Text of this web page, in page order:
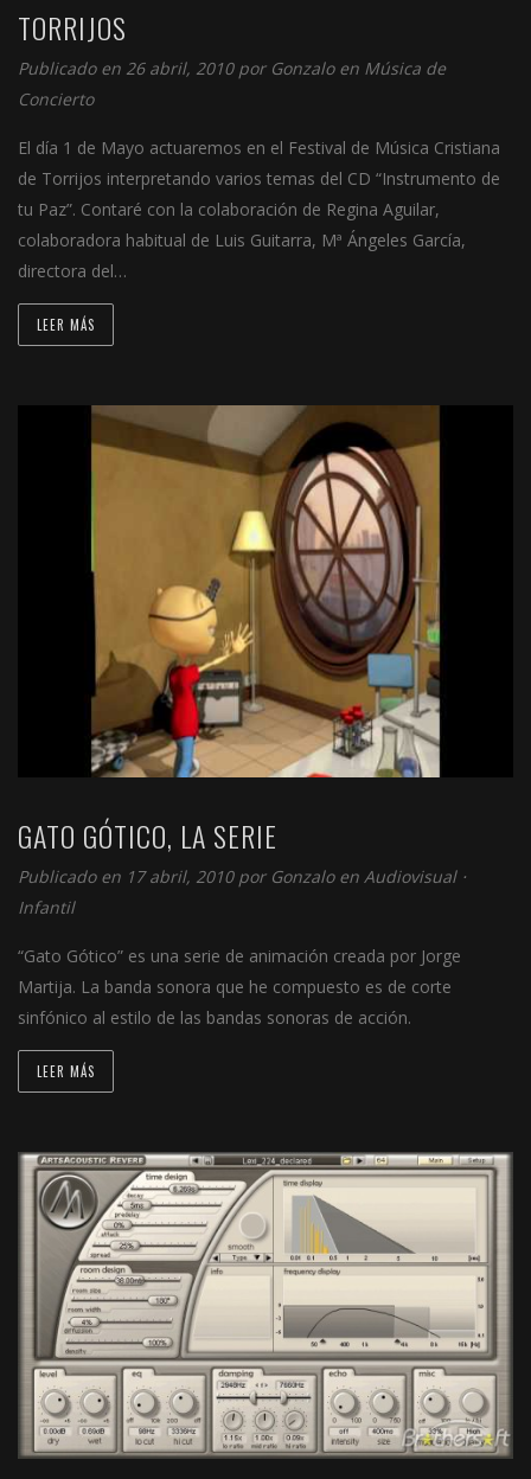
TORRIJOS
Publicado en 26 abril, 2010 por Gonzalo en Música de
Concierto
El día 1 de Mayo actuaremos en el Festival de Música Cristiana
de Torrijos interpretando varios temas del CD “Instrumento de
tu Paz”. Contaré con la colaboración de Regina Aguilar,
colaboradora habitual de Luis Guitarra, Mª Ángeles García,
directora del…
LEER MÁS
GATO GÓTICO, LA SERIE
Publicado en 17 abril, 2010 por Gonzalo en Audiovisual⋅
Infantil
“Gato Gótico” es una serie de animación creada por Jorge
Martija. La banda sonora que he compuesto es de corte
sinfónico al estilo de las bandas sonoras de acción.
LEER MÁS